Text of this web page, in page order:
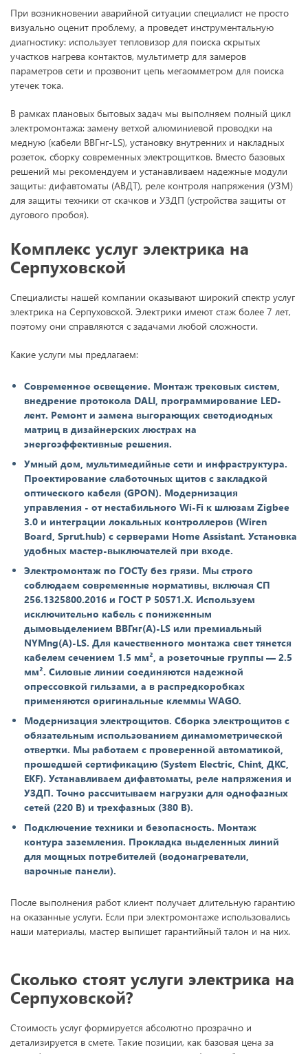
При возникновении аварийной ситуации специалист не просто
визуально оценит проблему, а проведет инструментальную
диагностику: использует тепловизор для поиска скрытых
участков нагрева контактов, мультиметр для замеров
параметров сети и прозвонит цепь мегаомметром для поиска
утечек тока.
В рамках плановых бытовых задач мы выполняем полный цикл
электромонтажа: замену ветхой алюминиевой проводки на
медную (кабели ВВГнг-LS), установку внутренних и накладных
розеток, сборку современных электрощитков. Вместо базовых
решений мы рекомендуем и устанавливаем надежные модули
защиты: дифавтоматы (АВДТ), реле контроля напряжения (УЗМ)
для защиты техники от скачков и УЗДП (устройства защиты от
дугового пробоя).
Комплекс услуг электрика на
Серпуховской
Специалисты нашей компании оказывают широкий спектр услуг
электрика на Серпуховской. Электрики имеют стаж более 7 лет,
поэтому они справляются с задачами любой сложности.
Какие услуги мы предлагаем:
Современное освещение. Монтаж трековых систем,
внедрение протокола DALI, программирование LED-
лент. Ремонт и замена выгорающих светодиодных
матриц в дизайнерских люстрах на
энергоэффективные решения.
Умный дом, мультимедийные сети и инфраструктура.
Проектирование слаботочных щитов с закладкой
оптического кабеля (GPON). Модернизация
управления - от нестабильного Wi-Fi к шлюзам Zigbee
3.0 и интеграции локальных контроллеров (Wiren
Board, Sprut.hub) с серверами Home Assistant. Установка
удобных мастер-выключателей при входе.
Электромонтаж по ГОСТу без грязи. Мы строго
соблюдаем современные нормативы, включая СП
256.1325800.2016 и ГОСТ Р 50571.X. Используем
исключительно кабель с пониженным
дымовыделением ВВГнг(А)-LS или премиальный
NYMng(A)-LS. Для качественного монтажа свет тянется
кабелем сечением 1.5 мм², а розеточные группы — 2.5
мм². Силовые линии соединяются надежной
опрессовкой гильзами, а в распредкоробках
применяются оригинальные клеммы WAGO.
Модернизация электрощитов. Сборка электрощитов с
обязательным использованием динамометрической
отвертки. Мы работаем с проверенной автоматикой,
прошедшей сертификацию (System Electric, Chint, ДКС,
EKF). Устанавливаем дифавтоматы, реле напряжения и
УЗДП. Точно рассчитываем нагрузки для однофазных
сетей (220 В) и трехфазных (380 В).
Подключение техники и безопасность. Монтаж
контура заземления. Прокладка выделенных линий
для мощных потребителей (водонагреватели,
варочные панели).
После выполнения работ клиент получает длительную гарантию
на оказанные услуги. Если при электромонтаже использовались
наши материалы, мастер выпишет гарантийный талон и на них.
Сколько стоят услуги электрика на
Серпуховской?
Стоимость услуг формируется абсолютно прозрачно и
детализируется в смете. Такие позиции, как базовая цена за